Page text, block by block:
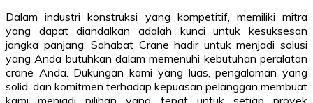
Dalam industri konstruksi yang kompetitif, memiliki mitra
yang dapat diandalkan adalah kunci untuk kesuksesan
jangka panjang. Sahabat Crane hadir untuk menjadi solusi
yang Anda butuhkan dalam memenuhi kebutuhan peralatan
crane Anda. Dukungan kami yang luas, pengalaman yang
solid, dan komitmen terhadap kepuasan pelanggan membuat